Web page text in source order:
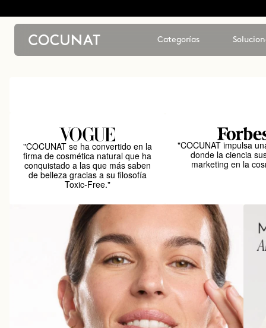
Categorías
"COCUNAT se ha convertido en la
firma de cosmética natural que ha
conquistado a las que más saben
de belleza gracias a su filosofía
Toxic-Free."
"COCUNAT impulsa
donde la ciencia
marketing en la